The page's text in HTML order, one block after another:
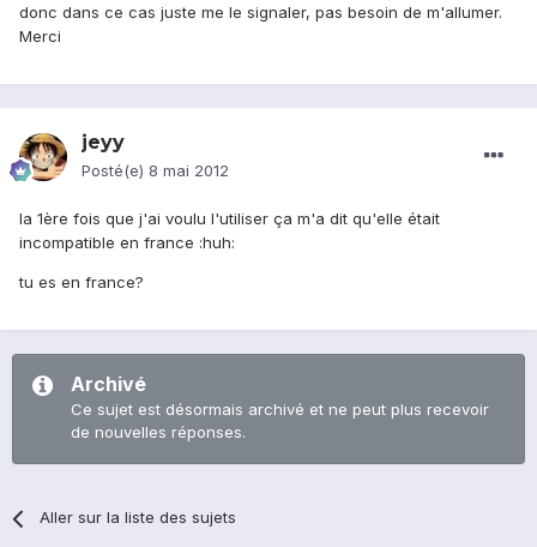
donc dans ce cas juste me le signaler, pas besoin de m'allumer.
Merci
jeyy
Posté(e) 8 mai 2012
la 1ère fois que j'ai voulu l'utiliser ça m'a dit qu'elle était
incompatible en france :huh:
tu es en france?
Archivé
Ce sujet est désormais archivé et ne peut plus recevoir
de nouvelles réponses.
Aller sur la liste des sujets